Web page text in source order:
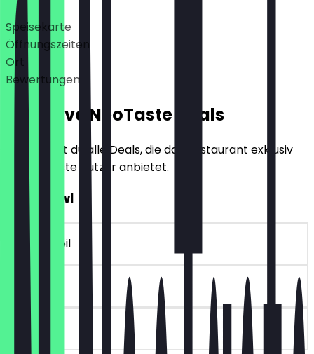
Deals
Speisekarte
Öffnungszeiten
Ort
Bewertungen
Exklusive NeoTaste Deals
Hier findest du alle Deals, die das Restaurant exklusiv
für NeoTaste Nutzer anbietet.
2für1 Bowl
~9 € Vorteil
90 Tage
vor Ort